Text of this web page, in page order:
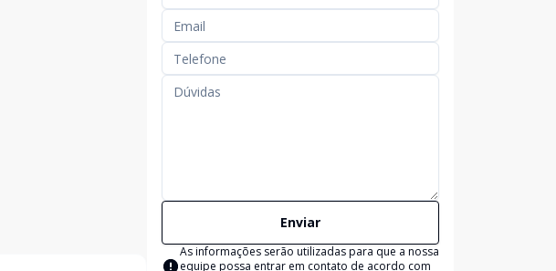
Enviar
As informações serão utilizadas para que a nossa
equipe possa entrar em contato de acordo com